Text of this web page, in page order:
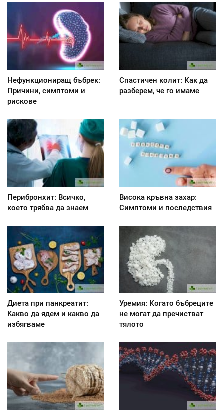
Нефункциониращ бъбрек:
Причини, симптоми и
рискове
Спастичен колит: Как да
разберем, че го имаме
Перибронхит: Всичко,
което трябва да знаем
Висока кръвна захар:
Симптоми и последствия
Диета при панкреатит:
Kакво да ядем и какво да
избягваме
Уремия: Когато бъбреците
не могат да пречистват
тялото